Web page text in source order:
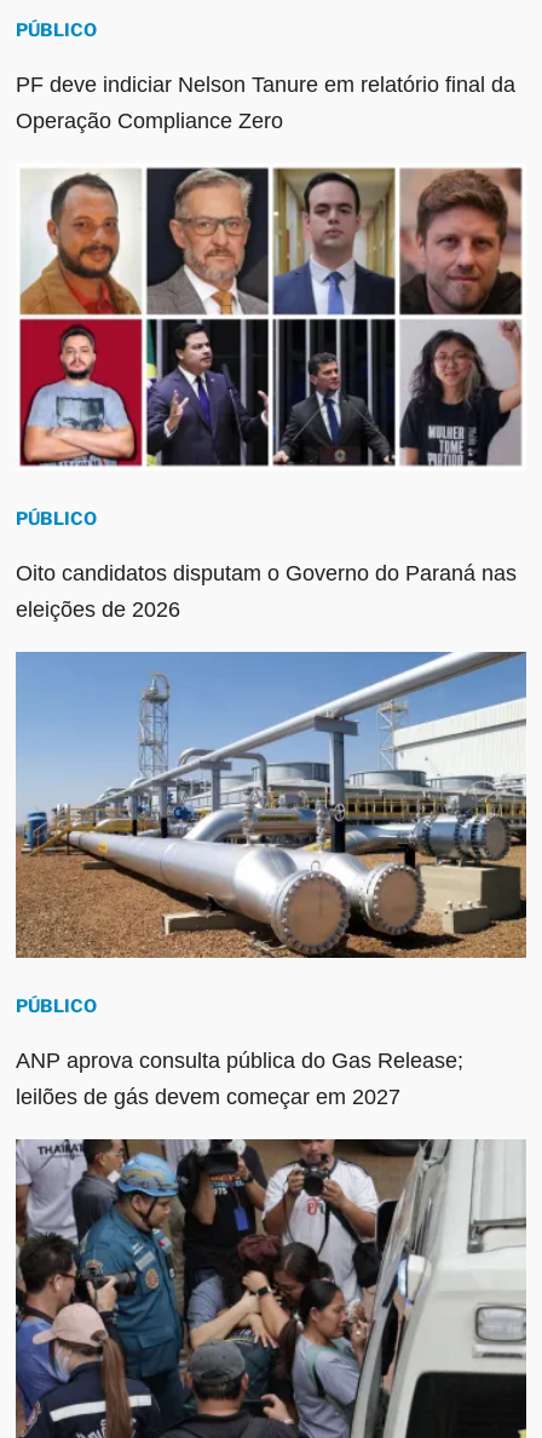
PÚBLICO
PF deve indiciar Nelson Tanure em relatório final da
Operação Compliance Zero
PÚBLICO
Oito candidatos disputam o Governo do Paraná nas
eleições de 2026
PÚBLICO
ANP aprova consulta pública do Gas Release;
leilões de gás devem começar em 2027